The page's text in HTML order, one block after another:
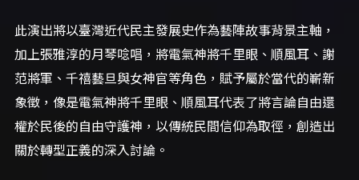
此演出將以臺灣近代民主發展史作為藝陣故事背景主軸，
加上張雅淳的月琴唸唱，將電氣神將千里眼、順風耳、謝
范將軍、千禧藝旦與女神官等角色，賦予屬於當代的嶄新
象徵，像是電氣神將千里眼、順風耳代表了將言論自由還
權於民後的自由守護神，以傳統民間信仰為取徑，創造出
關於轉型正義的深入討論。